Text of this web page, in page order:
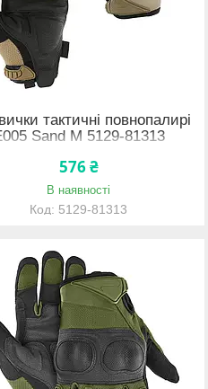
тактичні повнопалирі
Sand M 5129-81313
576 ₴
В наявності
5129-81313